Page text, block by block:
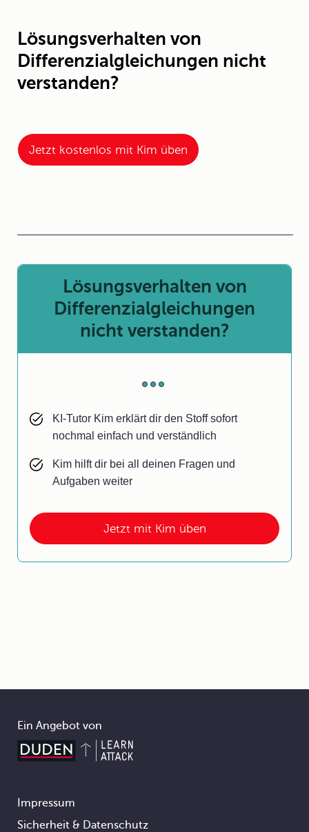
Lösungsverhalten von
Differenzialgleichungen nicht
verstanden?
Jetzt kostenlos mit Kim üben
Jetzt mit Kim üben
Lösungsverhalten von
Differenzialgleichungen
nicht verstanden?
KI-Tutor Kim erklärt dir den Stoff sofort
nochmal einfach und verständlich
Kim hilft dir bei all deinen Fragen und
Aufgaben weiter
Ein Angebot von
Footer
Impressum
Sicherheit & Datenschutz